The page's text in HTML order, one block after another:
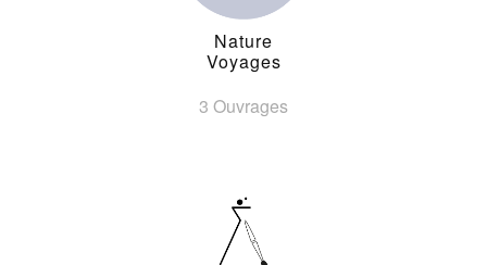
Nature
Voyages
3 Ouvrages